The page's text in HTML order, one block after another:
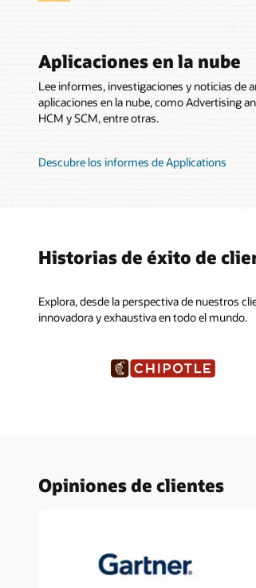
Aplicaciones en la nube
Lee informes, investigaciones y noticias de
aplicaciones en la nube, como Advertising
HCM y SCM, entre otras.
Descubre los informes de Applications
Historias de éxito de
Explora, desde la perspectiva de nuestros
innovadora y exhaustiva en todo el mundo.
Opiniones de clientes